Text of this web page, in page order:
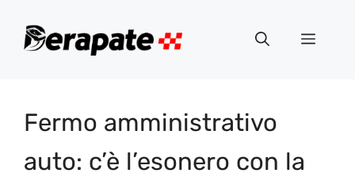
Menu
Fermo amministrativo
auto: c’è l’esonero con la